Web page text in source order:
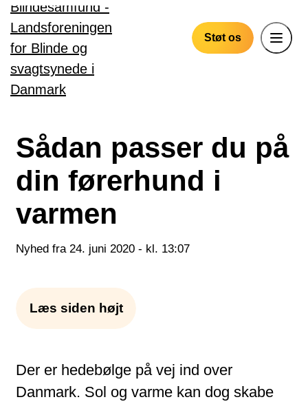
Gå til hovedindhold
Støt os
Sådan passer du på
din førerhund i
varmen
Nyhed fra 24. juni 2020 - kl. 13:07
Læs siden højt
Der er hedebølge på vej ind over
Danmark. Sol og varme kan dog skabe